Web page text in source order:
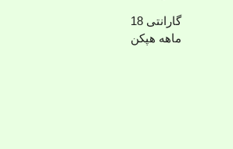
گارانتی 18
ماهه هپکن